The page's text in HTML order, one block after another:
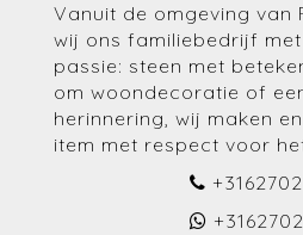
Vanuit de omgeving van
wij ons familiebedrijf
passie: steen met
om woondecoratie of
herinnering, wij maken
item met respect voor